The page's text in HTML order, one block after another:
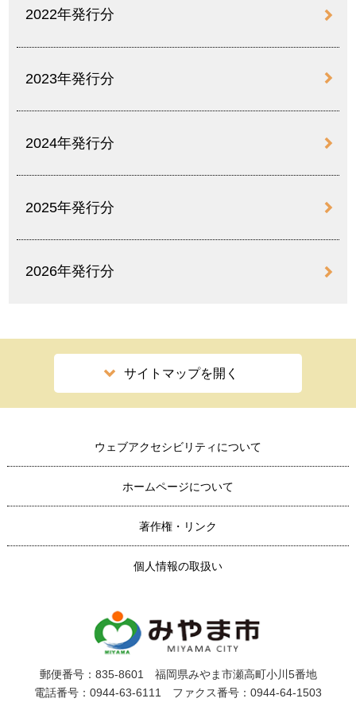
2022年発行分
2023年発行分
2024年発行分
2025年発行分
2026年発行分
サイトマップを開く
ウェブアクセシビリティについて
ホームページについて
著作権・リンク
個人情報の取扱い
郵便番号：835-8601 福岡県みやま市瀬高町小川5番地
電話番号：0944-63-6111 ファクス番号：0944-64-1503